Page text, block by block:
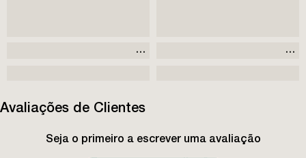
Avaliações de Clientes
Seja o primeiro a escrever uma avaliação